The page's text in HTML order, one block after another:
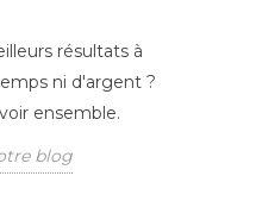
résultats à
ni d'argent ?
ensemble.
blog